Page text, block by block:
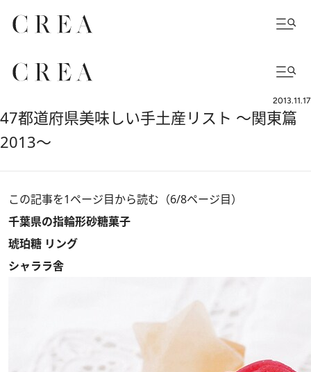
2013.11.17
47都道府県美味しい手土産リスト ～関東篇
2013～
この記事を1ページ目から読む（6/8ページ目）
千葉県の指輪形砂糖菓子
琥珀糖 リング
シャララ舎